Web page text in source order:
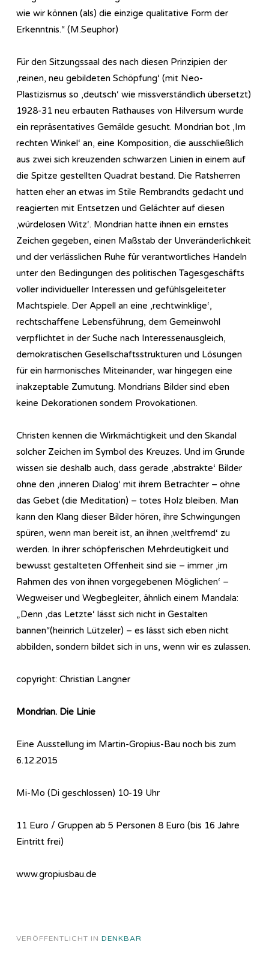
wie wir können (als) die einzige qualitative Form der
Erkenntnis.“ (M.Seuphor)
Für den Sitzungssaal des nach diesen Prinzipien der
‚reinen, neu gebildeten Schöpfung‘ (mit Neo-
Plastizismus so ‚deutsch‘ wie missverständlich übersetzt)
1928-31 neu erbauten Rathauses von Hilversum wurde
ein repräsentatives Gemälde gesucht. Mondrian bot ‚Im
rechten Winkel‘ an, eine Komposition, die ausschließlich
aus zwei sich kreuzenden schwarzen Linien in einem auf
die Spitze gestellten Quadrat bestand. Die Ratsherren
hatten eher an etwas im Stile Rembrandts gedacht und
reagierten mit Entsetzen und Gelächter auf diesen
‚würdelosen Witz‘. Mondrian hatte ihnen ein ernstes
Zeichen gegeben, einen Maßstab der Unveränderlichkeit
und der verlässlichen Ruhe für verantwortliches Handeln
unter den Bedingungen des politischen Tagesgeschäfts
voller individueller Interessen und gefühlsgeleiteter
Machtspiele. Der Appell an eine ‚rechtwinklige‘,
rechtschaffene Lebensführung, dem Gemeinwohl
verpflichtet in der Suche nach Interessenausgleich,
demokratischen Gesellschaftsstrukturen und Lösungen
für ein harmonisches Miteinander, war hingegen eine
inakzeptable Zumutung. Mondrians Bilder sind eben
keine Dekorationen sondern Provokationen.
Christen kennen die Wirkmächtigkeit und den Skandal
solcher Zeichen im Symbol des Kreuzes. Und im Grunde
wissen sie deshalb auch, dass gerade ‚abstrakte‘ Bilder
ohne den ‚inneren Dialog‘ mit ihrem Betrachter – ohne
das Gebet (die Meditation) – totes Holz bleiben. Man
kann den Klang dieser Bilder hören, ihre Schwingungen
spüren, wenn man bereit ist, an ihnen ‚weltfremd‘ zu
werden. In ihrer schöpferischen Mehrdeutigkeit und
bewusst gestalteten Offenheit sind sie – immer ‚im
Rahmen des von ihnen vorgegebenen Möglichen‘ –
Wegweiser und Wegbegleiter, ähnlich einem Mandala:
„Denn ‚das Letzte‘ lässt sich nicht in Gestalten
bannen“(heinrich Lützeler) – es lässt sich eben nicht
abbilden, sondern bildet sich in uns, wenn wir es zulassen.
copyright: Christian Langner
Mondrian. Die Linie
Eine Ausstellung im Martin-Gropius-Bau noch bis zum
6.12.2015
Mi-Mo (Di geschlossen) 10-19 Uhr
11 Euro / Gruppen ab 5 Personen 8 Euro (bis 16 Jahre
Eintritt frei)
www.gropiusbau.de
VERÖFFENTLICHT IN DENKBAR